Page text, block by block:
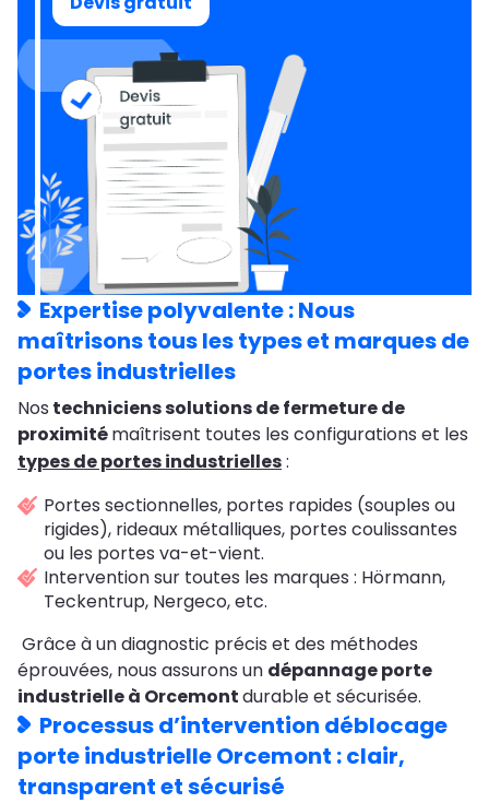
Expertise polyvalente : Nous
maîtrisons tous les types et marques de
portes industrielles
Nos techniciens solutions de fermeture de
proximitémaîtrisent toutes les configurations et les
types de portes industrielles:
Portes sectionnelles, portes rapides (souples ou
rigides), rideaux métalliques, portes coulissantes
ou les portes va-et-vient.
Intervention sur toutes les marques : Hörmann,
Teckentrup, Nergeco, etc.
Grâce à un diagnostic précis et des méthodes
éprouvées, nous assurons un dépannage porte
industrielle à Orcemontdurable et sécurisée.
Processus d’intervention déblocage
porte industrielle Orcemont : clair,
transparent et sécurisé